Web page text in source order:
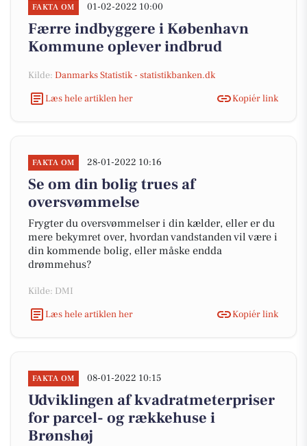
FAKTA OM 01-02-2022 10:00
Færre indbyggere i København
Kommune oplever indbrud
Kilde: Danmarks Statistik - statistikbanken.dk
Læs hele artiklen her
Kopiér link
FAKTA OM 28-01-2022 10:16
Se om din bolig trues af
oversvømmelse
Frygter du oversvømmelser i din kælder, eller er du
mere bekymret over, hvordan vandstanden vil være i
din kommende bolig, eller måske endda
drømmehus?
Kilde: DMI
Læs hele artiklen her
Kopiér link
FAKTA OM 08-01-2022 10:15
Udviklingen af kvadratmeterpriser
for parcel- og rækkehuse i
Brønshøj